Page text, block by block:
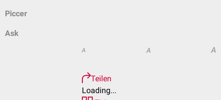
Piccer
Ask
A A A
Teilen
Loading...